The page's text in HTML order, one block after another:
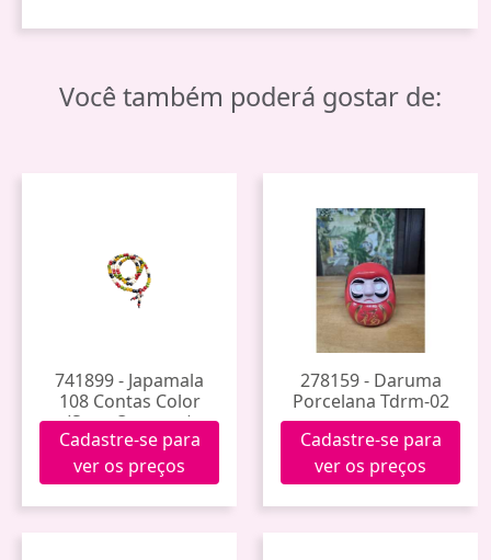
Você também poderá gostar de:
741899 - Japamala
108 Contas Color
(Saco Organza)
Hwf005 (96)
Cadastre-se para
ver os preços
278159 - Daruma
Porcelana Tdrm-02
Cadastre-se para
ver os preços